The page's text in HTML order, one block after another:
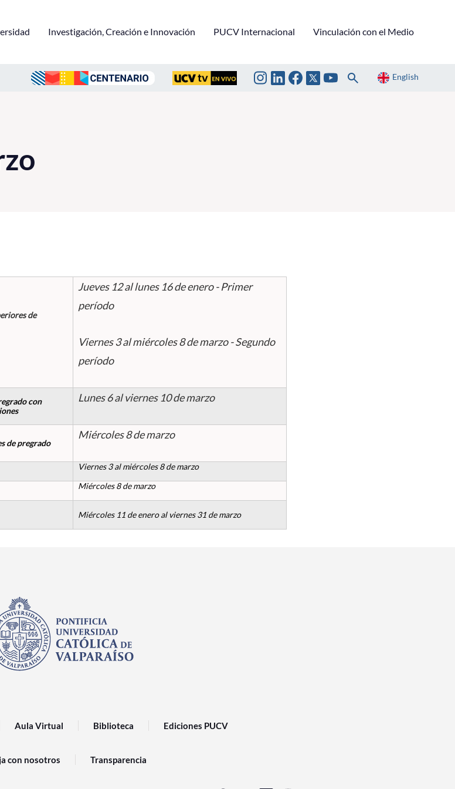
Investigación, Creación e Innovación PUCV Internacional Vinculación con el Medio
English
de
Jueves 12 al lunes 16 de enero - Primer
período
Viernes 3 al miércoles 8 de marzo - Segundo
período
con
Lunes 6 al viernes 10 de marzo
de pregrado
Miércoles 8 de marzo
Viernes 3 al miércoles 8 de marzo
Miércoles 8 de marzo
Miércoles 11 de enero al viernes 31 de marzo
Aula Virtual Biblioteca Ediciones PUCV
con nosotros Transparencia